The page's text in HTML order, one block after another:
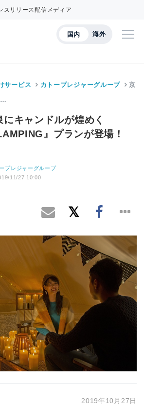
スリリース配信メディア
国内 海外
サービス カトープレジャーグループ 京
…
キャンドルが煌めく
』プランが登場！
プレジャーグループ
11/27 10:00
2019年10月27日